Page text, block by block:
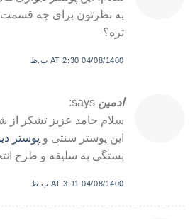
به نظرتون برای چه قسمت
تره؟
04/08/1400 AT 2:30 ب.ظ
ادمین says:
سلام حامد عزیز تشکر از
این پوستر سنتی و پوستر
بستگی به سلیقه و طرح
04/08/1400 AT 3:11 ب.ظ